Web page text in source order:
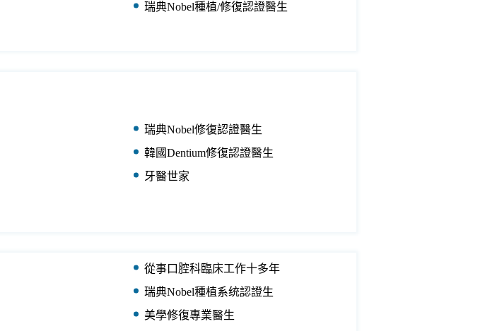
瑞典Nobel種植/修復認證醫生
瑞典Nobel修復認證醫生
韓國Dentium修復認證醫生
牙醫世家
從事口腔科臨床工作十多年
瑞典Nobel種植系统認證生
美學修復專業醫生